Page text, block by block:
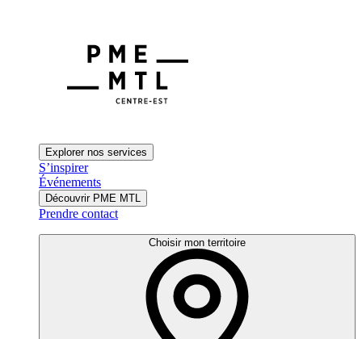
Explorer nos services
S’inspirer
Événements
Découvrir PME MTL
Prendre contact
Choisir mon territoire